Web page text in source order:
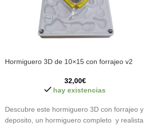
Hormiguero 3D de 10×15 con forrajeo v2
32,00€
hay existencias
Descubre este hormiguero 3D con forrajeo y
deposito, un hormiguero completo y realista